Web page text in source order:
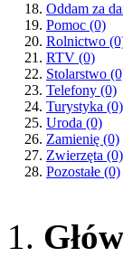
Oddam za
Pomoc (0)
Rolnictwo
RTV (0)
Stolarstwo
Telefony (0)
Turystyka (0)
Uroda (0)
Zamienię (0)
Zwierzęta (0)
Pozostałe (0)